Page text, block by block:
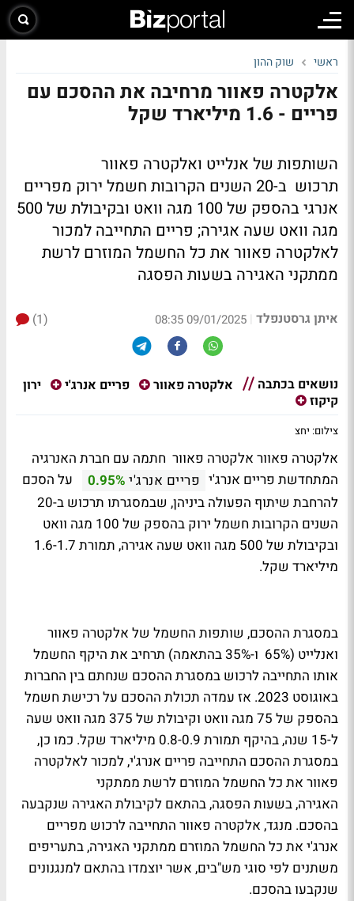
ראשי שוק ההון
אלקטרה פאוור מרחיבה את ההסכם עם
פריים - 1.6 מיליארד שקל
השותפות של אנלייט ואלקטרה פאוור
תרכוש ב-20 השנים הקרובות חשמל ירוק מפריים
אנרגי בהספק של 100 מגה וואט ובקיבולת של 500
מגה וואט שעה אגירה; פריים התחייבה למכור
לאלקטרה פאוור את כל החשמל המוזרם לרשת
ממתקני האגירה בשעות הפסגה
איתן גרסטנפלד |
09/01/2025 08:35
(1)
נושאים בכתבה אלקטרה פאוור פריים אנרג'י
ירון
קיקוז
צילום: יחצ
אלקטרה פאוור אלקטרה פאוור חתמה עם חברת האנרגיה
המתחדשת פריים אנרג'י פריים אנרג'י 0.95%
על הסכם
להרחבת שיתוף הפעולה ביניהן, שבמסגרתו תרכוש ב-20
השנים הקרובות חשמל ירוק בהספק של 100 מגה וואט
ובקיבולת של 500 מגה וואט שעה אגירה, תמורת 1.6-1.7
מיליארד שקל.
במסגרת ההסכם, שותפות החשמל של אלקטרה פאוור
ואנלייט (65% ו-35% בהתאמה) תרחיב את היקף החשמל
אותו התחייבה לרכוש במסגרת ההסכם שנחתם בין החברות
באוגוסט 2023. אז עמדה תכולת ההסכם על רכישת חשמל
בהספק של 75 מגה וואט וקיבולת של 375 מגה וואט שעה
ל-15 שנה, בהיקף תמורת 0.8-0.9 מיליארד שקל. כמו כן,
במסגרת ההסכם התחייבה פריים אנרג'י, למכור לאלקטרה
פאוור את כל החשמל המוזרם לרשת ממתקני
האגירה, בשעות הפסגה, בהתאם לקיבולת האגירה שנקבעה
בהסכם. מנגד, אלקטרה פאוור התחייבה לרכוש מפריים
אנרג'י את כל החשמל המוזרם ממתקני האגירה, בתעריפים
משתנים לפי סוגי מש"בים, אשר יוצמדו בהתאם למנגנונים
שנקבעו בהסכם.